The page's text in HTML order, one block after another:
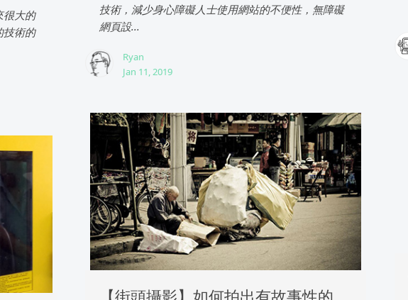
很大的
技術的
技術，減少身心障礙人士使用網站的不便性，無障礙
網頁設...
Ryan
Jan 11, 2019
【街頭攝影】如何拍出有故事性的